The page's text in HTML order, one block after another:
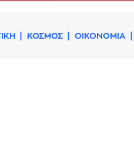
ΚΟΣΜΟΣ ΟΙΚΟΝΟΜΙΑ